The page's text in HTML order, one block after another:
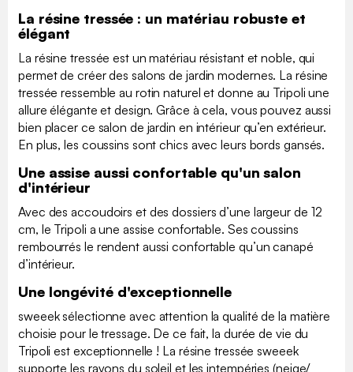
La résine tressée : un matériau robuste et
élégant
La résine tressée est un matériau résistant et noble, qui
permet de créer des salons de jardin modernes. La résine
tressée ressemble au rotin naturel et donne au Tripoli une
allure élégante et design. Grâce à cela, vous pouvez aussi
bien placer ce salon de jardin en intérieur qu’en extérieur.
En plus, les coussins sont chics avec leurs bords gansés.
Une assise aussi confortable qu'un salon
d'intérieur
Avec des accoudoirs et des dossiers d’une largeur de 12
cm, le Tripoli a une assise confortable. Ses coussins
rembourrés le rendent aussi confortable qu’un canapé
d’intérieur.
Une longévité d'exceptionnelle
sweeek sélectionne avec attention la qualité de la matière
choisie pour le tressage. De ce fait, la durée de vie du
Tripoli est exceptionnelle ! La résine tressée sweeek
supporte les rayons du soleil et les intempéries (neige/